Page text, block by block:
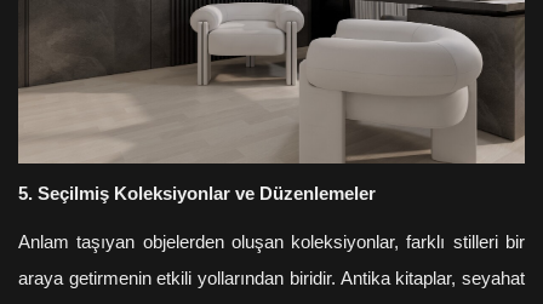
5. Seçilmiş Koleksiyonlar ve Düzenlemeler
Anlam taşıyan objelerden oluşan koleksiyonlar, farklı stilleri bir
araya getirmenin etkili yollarından biridir. Antika kitaplar, seyahat